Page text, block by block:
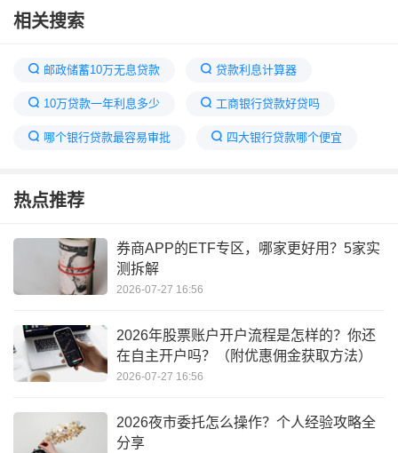
相关搜索
邮政储蓄10万无息贷款 贷款利息计算器
10万贷款一年利息多少 工商银行贷款好贷吗
哪个银行贷款最容易审批 四大银行贷款哪个便宜
房贷计算器
2024各银行贷款利息表
工行贷款利息最新利率是多少
热点推荐
券商APP的ETF专区，哪家更好用？5家实
测拆解
2026-07-27 16:56
2026年股票账户开户流程是怎样的？你还
在自主开户吗？（附优惠佣金获取方法）
2026-07-27 16:56
2026夜市委托怎么操作？个人经验攻略全
分享